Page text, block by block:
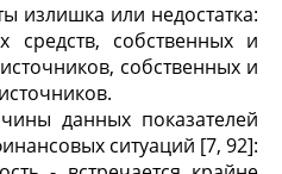
излишка или недостатка:
средств, собственных и
собственных и
данных показателей
ситуаций [7, 92]: